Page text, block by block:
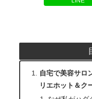
自宅で美容サロ
リエホット＆ク